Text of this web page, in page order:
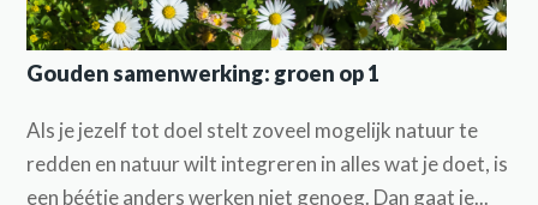
Gouden samenwerking: groen op 1
Als je jezelf tot doel stelt zoveel mogelijk natuur te
redden en natuur wilt integreren in alles wat je doet, is
een béétje anders werken niet genoeg. Dan gaat je...